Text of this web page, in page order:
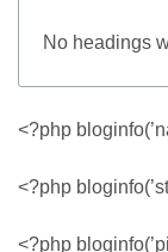
No headings
<?php
<?php
<?php